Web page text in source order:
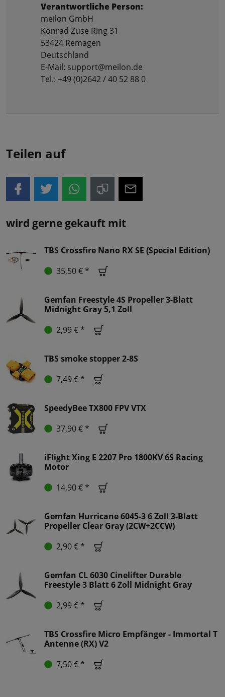
Verantwortliche Person:
meilon GmbH
Konrad Zuse Ring 31
53424 Remagen
Deutschland
E-Mail: support@meilon.de
Tel.: +49 (0)2642 / 40 52 88 0
Teilen auf
wird gerne gekauft mit
TBS Crossfire Nano RX SE (Special Edition)
35,50 € *
Gemfan Freestyle 4S Propeller 3-Blatt
Midnight Gray 5,1 Zoll
2,99 € *
TBS smoke stopper 2-8S
7,49 € *
SpeedyBee TX800 FPV VTX
37,90 € *
iFlight Xing E 2207 Pro 1800KV 6S Racing
Motor
14,90 € *
Gemfan Hurricane 6045-3 6 Zoll 3-Blatt
Propeller Clear Gray (2CW+2CCW)
2,90 € *
Gemfan CL 6030 Cinelifter Durable
Freestyle 3 Blatt 6 Zoll Midnight Gray
2,99 € *
TBS Crossfire Micro Empfänger - Immortal T
Antenne (RX) V2
7,50 € *